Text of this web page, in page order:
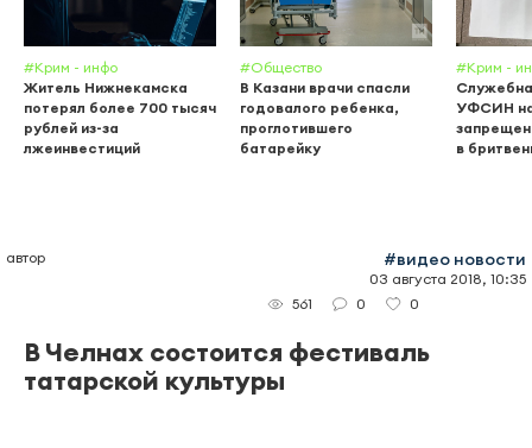
#Крим - инфо
Житель Нижнекамска
потерял более 700 тысяч
рублей из-за
лжеинвестиций
#Общество
В Казани врачи спасли
годовалого ребенка,
проглотившего
батарейку
#Крим -
УФСИН
в
автор #видео новости
03 августа 2018, 10:35
561
0 0
В Челнах состоится фестиваль
татарской культуры